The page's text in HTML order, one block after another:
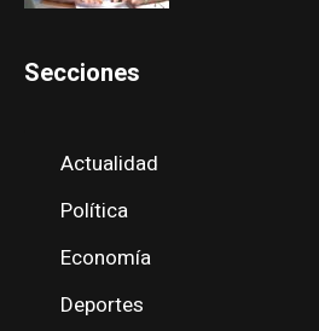
Secciones
Actualidad
Política
Economía
Deportes